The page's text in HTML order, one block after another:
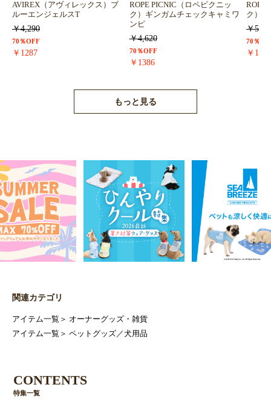
AVIREX（アヴィレックス）ブ
ルーエンジェルスT
￥4,290
70％OFF
￥1287
ROPE PICNIC（ロペピクニッ
ク）ギンガムチェックキャミワ
ンピ
￥4,620
70％OFF
￥1386
ROPE
ク）
￥
70％
￥
もっと見る
関連カテゴリ
アイテム一覧 ＞ オーナーグッズ・雑貨
アイテム一覧 ＞ ペットグッズ／犬用品
CONTENTS
特集一覧